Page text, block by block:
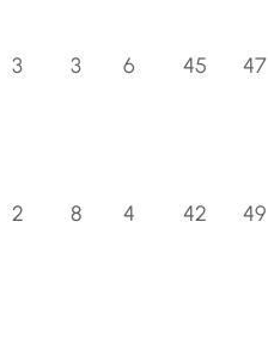
3 3 6 45 47
2 8 4 42 49